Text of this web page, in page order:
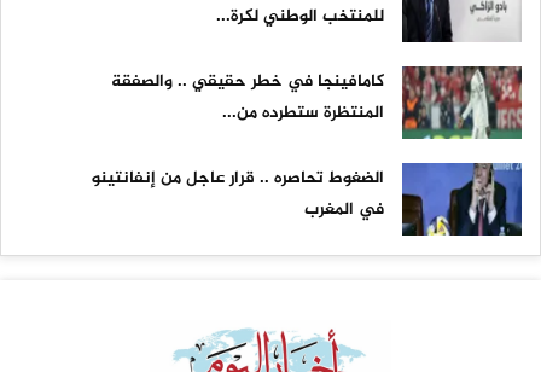
للمنتخب الوطني لكرة...
كامافينجا في خطر حقيقي .. والصفقة
المنتظرة ستطرده من...
الضغوط تحاصره .. قرار عاجل من إنفانتينو
في المغرب